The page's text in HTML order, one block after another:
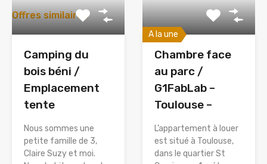
Offres similaires
Camping du
bois béni /
Emplacement
tente
Nous sommes une
petite famille de 3,
Claire Suzy et moi.
A la une
Chambre face
au parc /
G1FabLab –
Toulouse –
L’appartement à louer
est situé à Toulouse,
dans le quartier St